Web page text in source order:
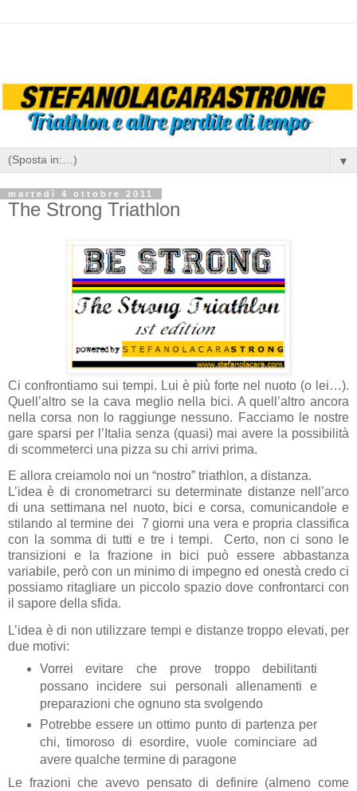
▼
martedì 4 ottobre 2011
The Strong Triathlon
Ci confrontiamo sui tempi. Lui è più forte nel nuoto (o lei…).
Quell’altro se la cava meglio nella bici. A quell’altro ancora
nella corsa non lo raggiunge nessuno. Facciamo le nostre
gare sparsi per l’Italia senza (quasi) mai avere la possibilità
di scommeterci una pizza su chi arrivi prima.
E allora creiamolo noi un “nostro” triathlon, a distanza.
L’idea è di cronometrarci su determinate distanze nell’arco
di una settimana nel nuoto, bici e corsa, comunicandole e
stilando al termine dei 7 giorni una vera e propria classifica
con la somma di tutti e tre i tempi. Certo, non ci sono le
transizioni e la frazione in bici può essere abbastanza
variabile, però con un minimo di impegno ed onestà credo ci
possiamo ritagliare un piccolo spazio dove confrontarci con
il sapore della sfida.
L’idea è di non utilizzare tempi e distanze troppo elevati, per
due motivi:
Vorrei evitare che prove troppo debilitanti
possano incidere sui personali allenamenti e
preparazioni che ognuno sta svolgendo
Potrebbe essere un ottimo punto di partenza per
chi, timoroso di esordire, vuole cominciare ad
avere qualche termine di paragone
Le frazioni che avevo pensato di definire (almeno come